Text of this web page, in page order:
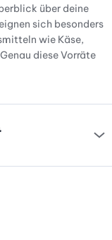
über deine
sich besonders
wie Käse,
diese Vorräte
nicht
du brauchst.